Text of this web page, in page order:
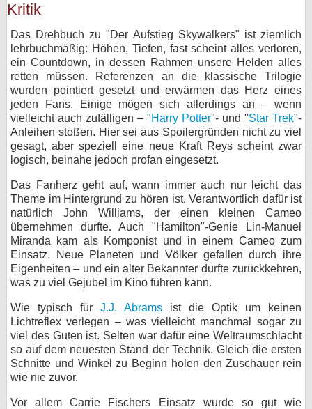
Kritik
Das Drehbuch zu "Der Aufstieg Skywalkers" ist ziemlich
lehrbuchmäßig: Höhen, Tiefen, fast scheint alles verloren,
ein Countdown, in dessen Rahmen unsere Helden alles
retten müssen. Referenzen an die klassische Trilogie
wurden pointiert gesetzt und erwärmen das Herz eines
jeden Fans. Einige mögen sich allerdings an – wenn
vielleicht auch zufälligen – "Harry Potter"- und "Star Trek"-
Anleihen stoßen. Hier sei aus Spoilergründen nicht zu viel
gesagt, aber speziell eine neue Kraft Reys scheint zwar
logisch, beinahe jedoch profan eingesetzt.
Das Fanherz geht auf, wann immer auch nur leicht das
Theme im Hintergrund zu hören ist. Verantwortlich dafür ist
natürlich John Williams, der einen kleinen Cameo
übernehmen durfte. Auch "Hamilton"-Genie Lin-Manuel
Miranda kam als Komponist und in einem Cameo zum
Einsatz. Neue Planeten und Völker gefallen durch ihre
Eigenheiten – und ein alter Bekannter durfte zurückkehren,
was zu viel Gejubel im Kino führen kann.
Wie typisch für J.J. Abrams ist die Optik um keinen
Lichtreflex verlegen – was vielleicht manchmal sogar zu
viel des Guten ist. Selten war dafür eine Weltraumschlacht
so auf dem neuesten Stand der Technik. Gleich die ersten
Schnitte und Winkel zu Beginn holen den Zuschauer rein
wie nie zuvor.
Vor allem Carrie Fischers Einsatz wurde so gut wie